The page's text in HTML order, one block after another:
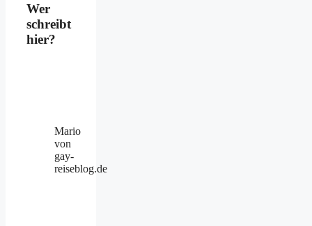
Wer
schreibt
hier?
Mario
von
gay-
reiseblog.de